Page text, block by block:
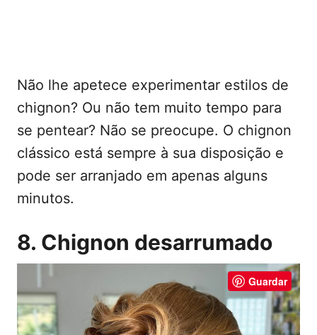
Não lhe apetece experimentar estilos de
chignon? Ou não tem muito tempo para
se pentear? Não se preocupe. O chignon
clássico está sempre à sua disposição e
pode ser arranjado em apenas alguns
minutos.
8. Chignon desarrumado
Guardar